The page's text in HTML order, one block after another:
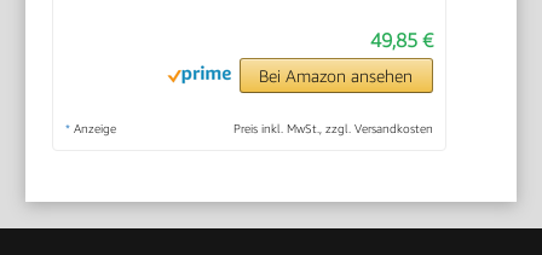
49,85 €
Bei Amazon ansehen
* Anzeige Preis inkl. MwSt., zzgl. Versandkosten